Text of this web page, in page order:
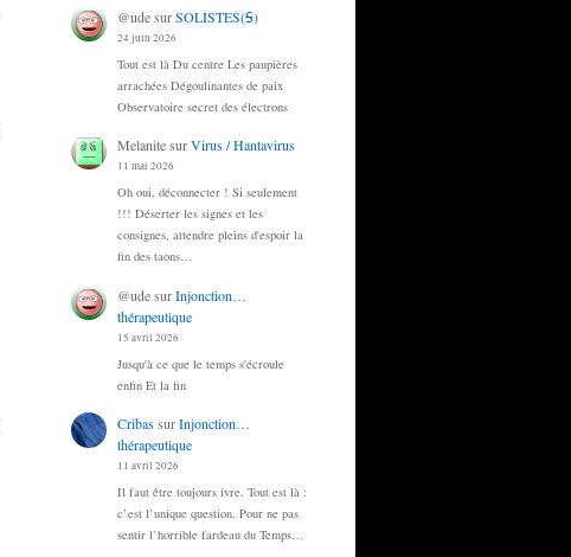
@udesurSOLISTES(Ꟊ)
24 juin 2026
Tout est là Du centre Les paupières
arrachées Dégoulinantes de paix
Observatoire secret des électrons
MelanitesurVirus / Hantavirus
11 mai 2026
Oh oui, déconnecter ! Si seulement
!!! Déserter les signes et les
consignes, attendre pleins d'espoir la
fin des taons…
@udesurInjonction…
thérapeutique
15 avril 2026
Jusqu'à ce que le temps s'écroule
enfin Et la fin
CribassurInjonction…
thérapeutique
11 avril 2026
Il faut être toujours ivre. Tout est là :
c’est l’unique question. Pour ne pas
sentir l’horrible fardeau du Temps…